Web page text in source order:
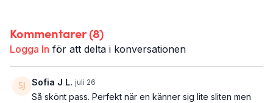
Kommentarer (8)
Logga In för att delta i konversationen
Sofia J L. juli 26
Så skönt pass. Perfekt när en känner sig lite sliten men